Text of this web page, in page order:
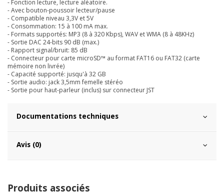
- Fonction lecture, lecture aléatoire.
- Avec bouton-poussoir lecteur/pause
- Compatible niveau 3,3V et 5V
- Consommation: 15 à 100 mA max.
- Formats supportés: MP3 (8 à 320 Kbps), WAV et WMA (8 à 48KHz)
- Sortie DAC 24-bits 90 dB (max.)
- Rapport signal/bruit: 85 dB
- Connecteur pour carte microSD™ au format FAT16 ou FAT32 (carte
mémoire non livrée)
- Capacité supporté: jusqu'à 32 GB
- Sortie audio: jack 3,5mm femelle stéréo
- Sortie pour haut-parleur (inclus) sur connecteur JST
Documentations techniques
Avis (0)
Produits associés